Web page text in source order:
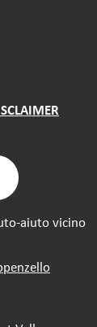
aiuto vicino